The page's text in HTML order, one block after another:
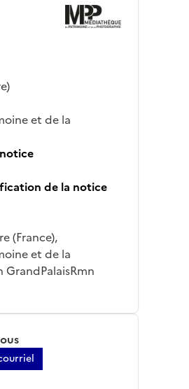
et de la
de la notice
(France),
et de la